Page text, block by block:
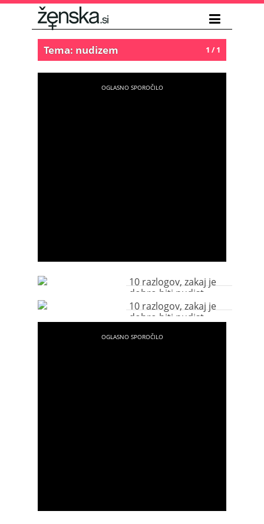
1 / 1
Tema: nudizem
10 razlogov, zakaj je
dobro biti nudist
10 razlogov, zakaj je
dobro biti nudist